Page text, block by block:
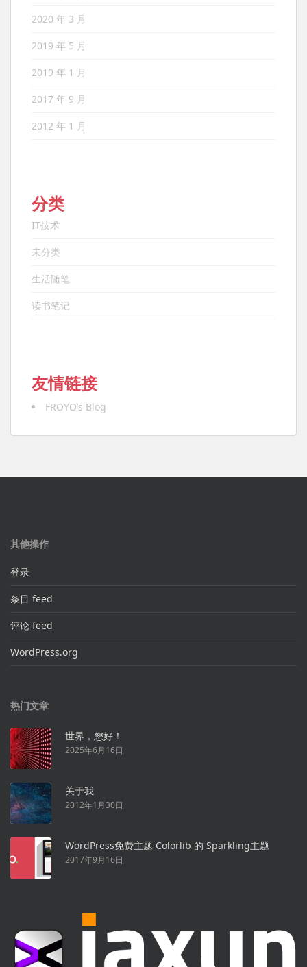
2020 年 3 月
2019 年 5 月
2019 年 1 月
2017 年 9 月
2012 年 1 月
分类
IT技术
未分类
生活随笔
读书笔记
友情链接
FROYO’s Blog
其他操作
登录
条目 feed
评论 feed
WordPress.org
热门文章
世界，您好！
2025年6月16日
关于我
2012年1月30日
WordPress免费主题 Colorlib 的 Sparkling主题
2017年9月16日